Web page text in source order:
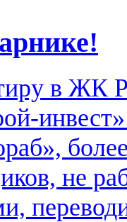
в ЖК
не